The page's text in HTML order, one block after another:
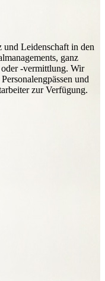
Leidenschaft in den
ganz
-vermittlung. Wir
und
zur Verfügung.